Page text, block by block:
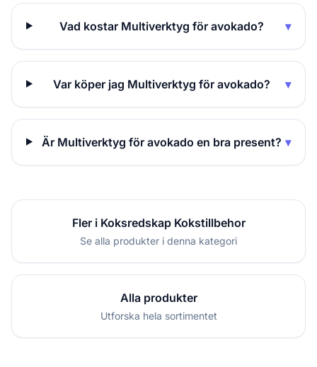
Vad kostar Multiverktyg för avokado? ▾
Var köper jag Multiverktyg för avokado? ▾
Är Multiverktyg för avokado en bra present? ▾
Fler i Koksredskap Kokstillbehor
Se alla produkter i denna kategori
Alla produkter
Utforska hela sortimentet